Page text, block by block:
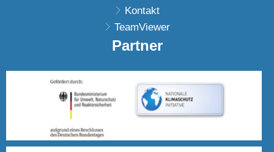
Kontakt
TeamViewer
Partner